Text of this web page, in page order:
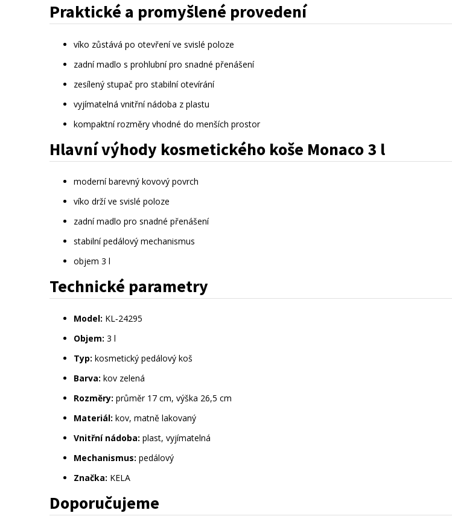
Praktické a promyšlené provedení
víko zůstává po otevření ve svislé poloze
zadní madlo s prohlubní pro snadné přenášení
zesílený stupač pro stabilní otevírání
vyjímatelná vnitřní nádoba z plastu
kompaktní rozměry vhodné do menších prostor
Hlavní výhody kosmetického koše Monaco 3 l
moderní barevný kovový povrch
víko drží ve svislé poloze
zadní madlo pro snadné přenášení
stabilní pedálový mechanismus
objem 3 l
Technické parametry
Model: KL‑24295
Objem: 3 l
Typ: kosmetický pedálový koš
Barva: kov zelená
Rozměry: průměr 17 cm, výška 26,5 cm
Materiál: kov, matně lakovaný
Vnitřní nádoba: plast, vyjímatelná
Mechanismus: pedálový
Značka: KELA
Doporučujeme